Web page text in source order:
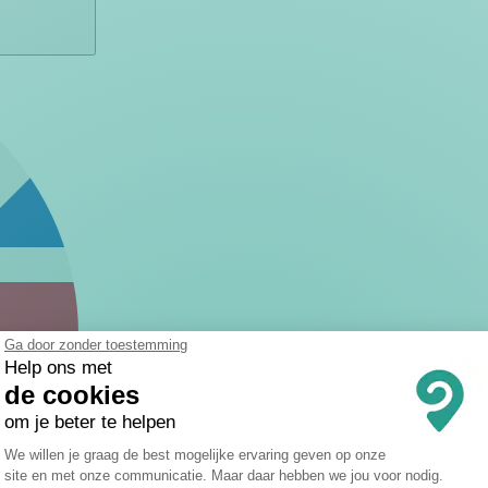
Ga door zonder toestemming
Help ons met
de cookies
om je beter te helpen
Toestemmingsbeheerplatform:
We willen je graag de best mogelijke ervaring geven op onze
site en met onze communicatie. Maar daar hebben we jou voor nodig.